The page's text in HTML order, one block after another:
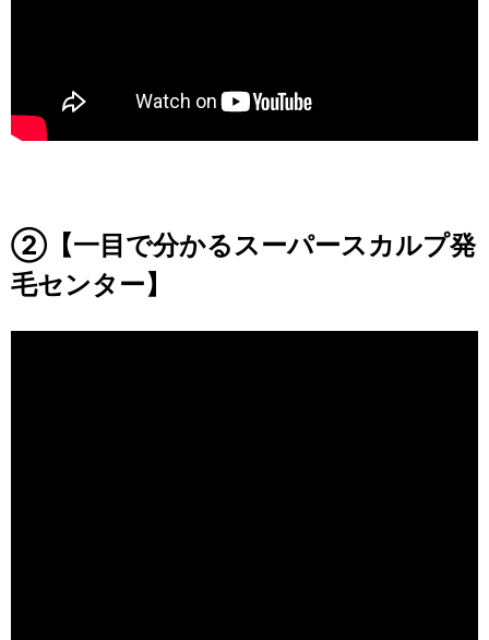
②【一目で分かるスーパースカルプ発
毛センター】